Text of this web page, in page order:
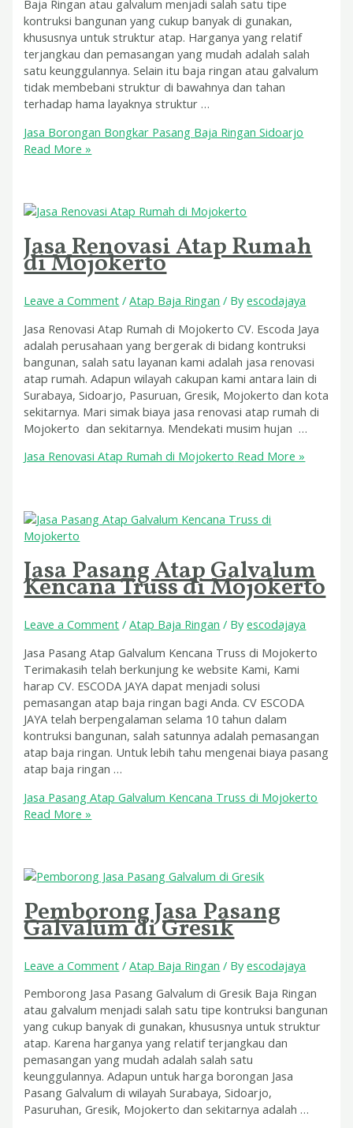
Baja Ringan atau galvalum menjadi salah satu tipe
kontruksi bangunan yang cukup banyak di gunakan,
khususnya untuk struktur atap. Harganya yang relatif
terjangkau dan pemasangan yang mudah adalah salah
satu keunggulannya. Selain itu baja ringan atau galvalum
tidak membebani struktur di bawahnya dan tahan
terhadap hama layaknya struktur …
Jasa Borongan Bongkar Pasang Baja Ringan Sidoarjo
Read More »
Jasa Renovasi Atap Rumah
di Mojokerto
Leave a Comment /Atap Baja Ringan / Byescodajaya
Jasa Renovasi Atap Rumah di Mojokerto CV. Escoda Jaya
adalah perusahaan yang bergerak di bidang kontruksi
bangunan, salah satu layanan kami adalah jasa renovasi
atap rumah. Adapun wilayah cakupan kami antara lain di
Surabaya, Sidoarjo, Pasuruan, Gresik, Mojokerto dan kota
sekitarnya. Mari simak biaya jasa renovasi atap rumah di
Mojokerto dan sekitarnya. Mendekati musim hujan …
Jasa Renovasi Atap Rumah di Mojokerto Read More »
Jasa Pasang Atap Galvalum
Kencana Truss di Mojokerto
Leave a Comment /Atap Baja Ringan / Byescodajaya
Jasa Pasang Atap Galvalum Kencana Truss di Mojokerto
Terimakasih telah berkunjung ke website Kami, Kami
harap CV. ESCODA JAYA dapat menjadi solusi
pemasangan atap baja ringan bagi Anda. CV ESCODA
JAYA telah berpengalaman selama 10 tahun dalam
kontruksi bangunan, salah satunnya adalah pemasangan
atap baja ringan. Untuk lebih tahu mengenai biaya pasang
atap baja ringan …
Jasa Pasang Atap Galvalum Kencana Truss di Mojokerto
Read More »
Pemborong Jasa Pasang
Galvalum di Gresik
Leave a Comment /Atap Baja Ringan / Byescodajaya
Pemborong Jasa Pasang Galvalum di Gresik Baja Ringan
atau galvalum menjadi salah satu tipe kontruksi bangunan
yang cukup banyak di gunakan, khususnya untuk struktur
atap. Karena harganya yang relatif terjangkau dan
pemasangan yang mudah adalah salah satu
keunggulannya. Adapun untuk harga borongan Jasa
Pasang Galvalum di wilayah Surabaya, Sidoarjo,
Pasuruhan, Gresik, Mojokerto dan sekitarnya adalah …